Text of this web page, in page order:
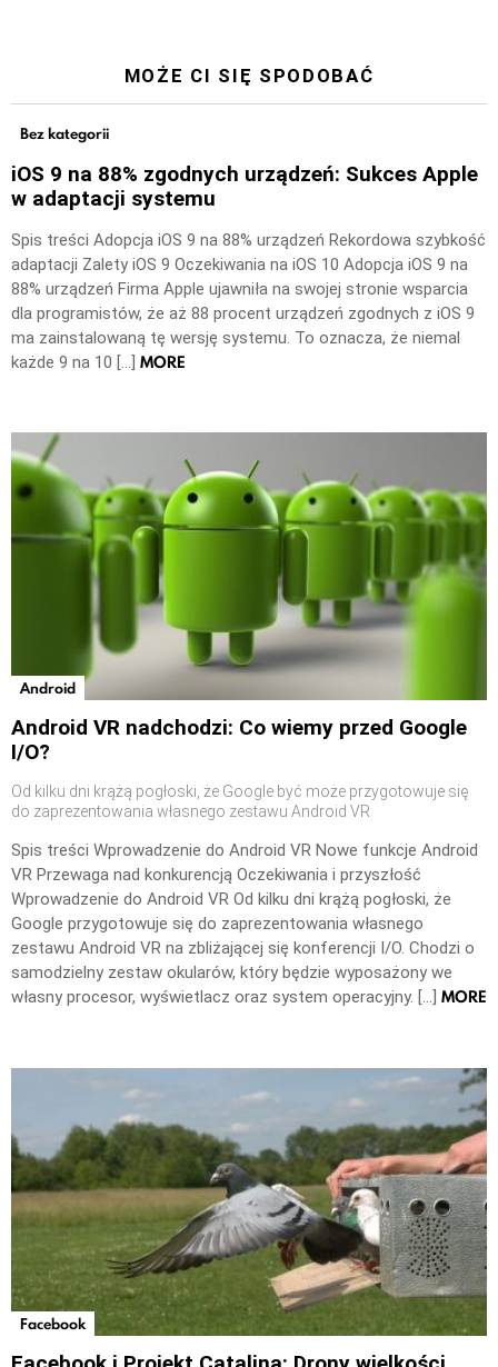
MOŻE CI SIĘ SPODOBAĆ
Bez kategorii
iOS 9 na 88% zgodnych urządzeń: Sukces Apple
w adaptacji systemu
Spis treści Adopcja iOS 9 na 88% urządzeń Rekordowa szybkość
adaptacji Zalety iOS 9 Oczekiwania na iOS 10 Adopcja iOS 9 na
88% urządzeń Firma Apple ujawniła na swojej stronie wsparcia
dla programistów, że aż 88 procent urządzeń zgodnych z iOS 9
ma zainstalowaną tę wersję systemu. To oznacza, że niemal
każde 9 na 10 […] MORE
Android
Android VR nadchodzi: Co wiemy przed Google
I/O?
Od kilku dni krążą pogłoski, że Google być może przygotowuje się
do zaprezentowania własnego zestawu Android VR
Spis treści Wprowadzenie do Android VR Nowe funkcje Android
VR Przewaga nad konkurencją Oczekiwania i przyszłość
Wprowadzenie do Android VR Od kilku dni krążą pogłoski, że
Google przygotowuje się do zaprezentowania własnego
zestawu Android VR na zbliżającej się konferencji I/O. Chodzi o
samodzielny zestaw okularów, który będzie wyposażony we
własny procesor, wyświetlacz oraz system operacyjny. […] MORE
Facebook